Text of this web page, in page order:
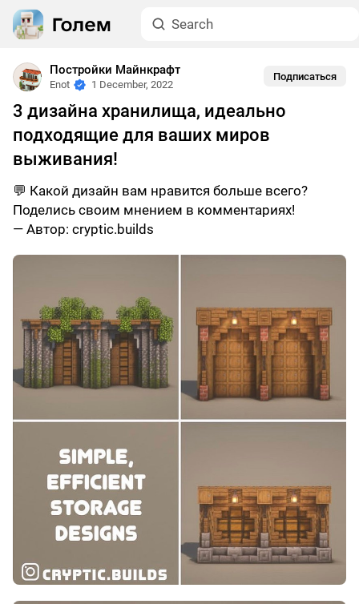
Постройки Майнкрафт
Enot 1 December, 2022
Подписаться
3 дизайна хранилища, идеально
подходящие для ваших миров
выживания!
💬 Какой дизайн вам нравится больше всего?
Поделись своим мнением в комментариях!
— Автор: cryptic.builds